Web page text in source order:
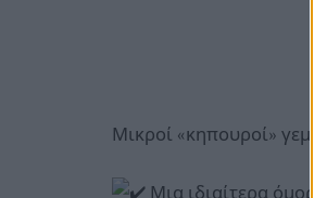
Μικροί «κηπουροί»
Μια ιδιαίτερα